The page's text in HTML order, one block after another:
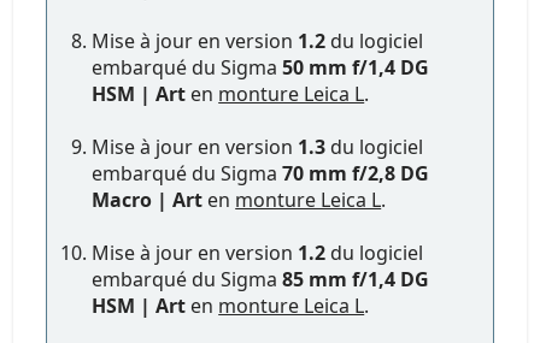
Mise à jour en version 1.2 du logiciel
embarqué du Sigma50 mm f/1,4 DG
HSM | Art en monture Leica L.
Mise à jour en version 1.3 du logiciel
embarqué du Sigma70 mm f/2,8 DG
Macro | Art en monture Leica L.
Mise à jour en version 1.2 du logiciel
embarqué du Sigma85 mm f/1,4 DG
HSM | Art en monture Leica L.